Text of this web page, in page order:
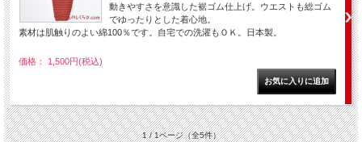
動きやすさを意識した裾ゴム仕上げ。ウエストも総ゴム
でゆったりとした着心地。
素材は肌触りのよい綿100％です。自宅での洗濯もＯＫ。日本製。
価格： 1,500円(税込)
1 / 1ページ（全5件）